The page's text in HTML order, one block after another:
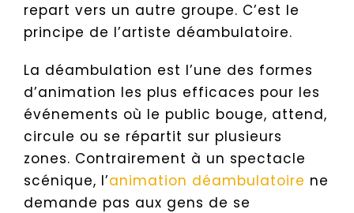
repart vers un autre groupe. C’est le
principe de l’artiste déambulatoire.
La déambulation est l’une des formes
d’animation les plus efficaces pour les
événements où le public bouge, attend,
circule ou se répartit sur plusieurs
zones. Contrairement à un spectacle
scénique, l’animation déambulatoire ne
demande pas aux gens de se